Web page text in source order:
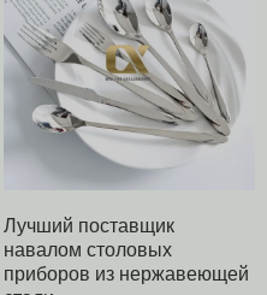
Лучший поставщик
навалом столовых
приборов из нержавеющей